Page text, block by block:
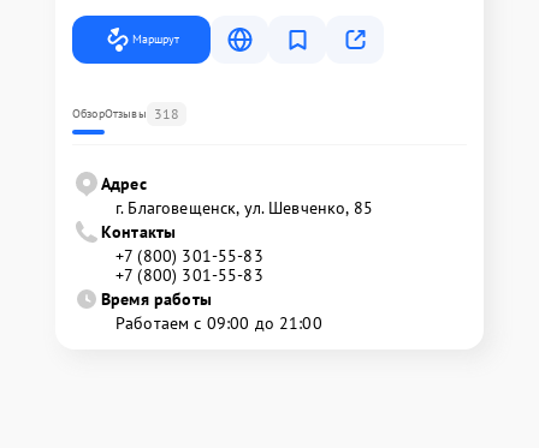
Маршрут
ОбзорОтзывы 318
Адрес
г. Благовещенск, ул. Шевченко, 85
Контакты
+7 (800) 301-55-83
+7 (800) 301-55-83
Время работы
Работаем с 09:00 до 21:00